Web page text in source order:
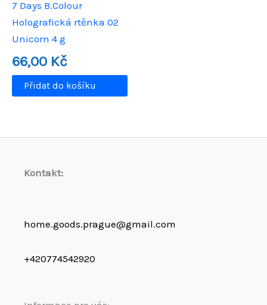
7 Days B.Colour
Holografická rtěnka 02
Unicorn 4 g
66,00 Kč
Přidat do košíku
Kontakt:
home.goods.prague@gmail.com
+420774542920